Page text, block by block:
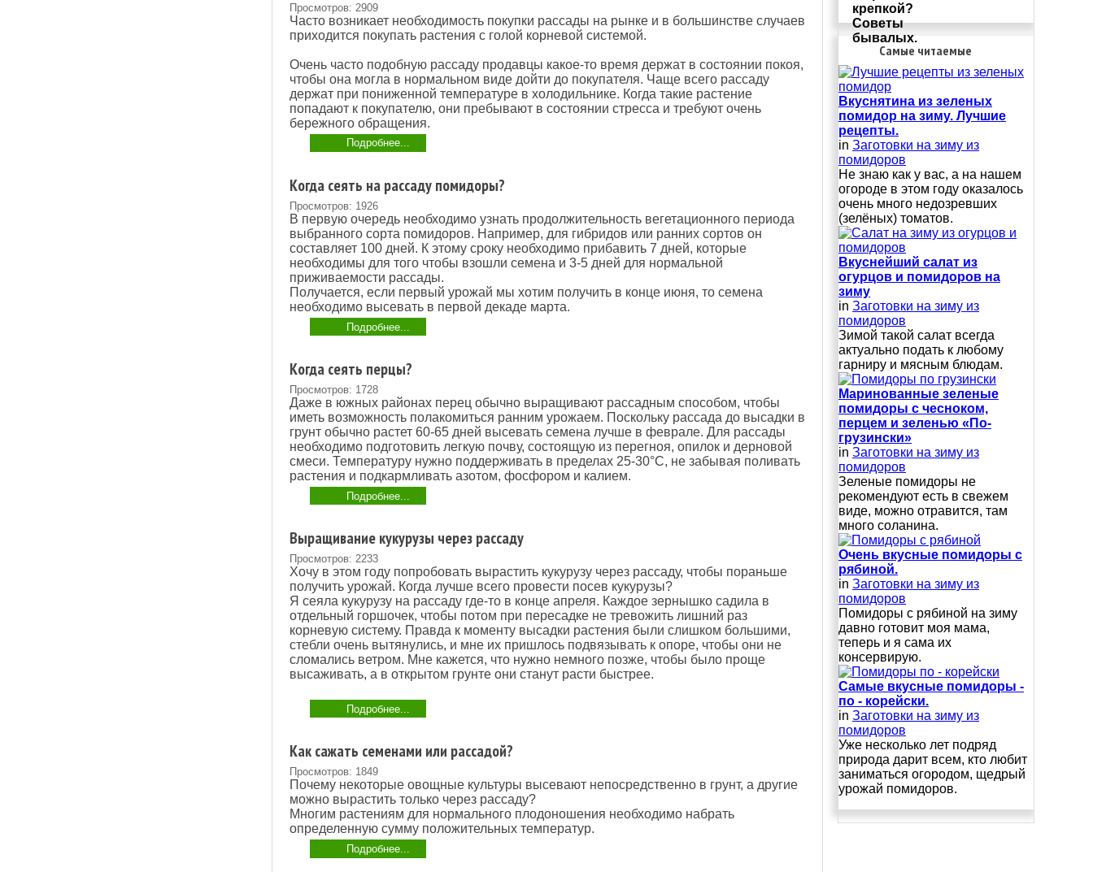
Просмотров: 2909
Часто возникает необходимость покупки рассады на рынке и в большинстве случаев
приходится покупать растения с голой корневой системой.
Очень часто подобную рассаду продавцы какое-то время держат в состоянии покоя,
чтобы она могла в нормальном виде дойти до покупателя. Чаще всего рассаду
держат при пониженной температуре в холодильнике. Когда такие растение
попадают к покупателю, они пребывают в состоянии стресса и требуют очень
бережного обращения.
Подробнее...
Когда сеять на рассаду помидоры?
Просмотров: 1926
В первую очередь необходимо узнать продолжительность вегетационного периода
выбранного сорта помидоров. Например, для гибридов или ранних сортов он
составляет 100 дней. К этому сроку необходимо прибавить 7 дней, которые
необходимы для того чтобы взошли семена и 3-5 дней для нормальной
приживаемости рассады.
Получается, если первый урожай мы хотим получить в конце июня, то семена
необходимо высевать в первой декаде марта.
Подробнее...
Когда сеять перцы?
Просмотров: 1728
Даже в южных районах перец обычно выращивают рассадным способом, чтобы
иметь возможность полакомиться ранним урожаем. Поскольку рассада до высадки в
грунт обычно растет 60-65 дней высевать семена лучше в феврале. Для рассады
необходимо подготовить легкую почву, состоящую из перегноя, опилок и дерновой
смеси. Температуру нужно поддерживать в пределах 25-30°С, не забывая поливать
растения и подкармливать азотом, фосфором и калием.
Подробнее...
Выращивание кукурузы через рассаду
Просмотров: 2233
Хочу в этом году попробовать вырастить кукурузу через рассаду, чтобы пораньше
получить урожай. Когда лучше всего провести посев кукурузы?
Я сеяла кукурузу на рассаду где-то в конце апреля. Каждое зернышко садила в
отдельный горшочек, чтобы потом при пересадке не тревожить лишний раз
корневую систему. Правда к моменту высадки растения были слишком большими,
стебли очень вытянулись, и мне их пришлось подвязывать к опоре, чтобы они не
сломались ветром. Мне кажется, что нужно немного позже, чтобы было проще
высаживать, а в открытом грунте они станут расти быстрее.
Подробнее...
Как сажать семенами или рассадой?
Просмотров: 1849
Почему некоторые овощные культуры высевают непосредственно в грунт, а другие
можно вырастить только через рассаду?
Многим растениям для нормального плодоношения необходимо набрать
определенную сумму положительных температур.
Подробнее...
Самые читаемые
Вкуснятина из зеленых
помидор на зиму. Лучшие
рецепты.
in Заготовки на зиму из
помидоров
Не знаю как у вас, а на нашем
огороде в этом году оказалось
очень много недозревших
(зелёных) томатов.
Вкуснейший салат из
огурцов и помидоров на
зиму
in Заготовки на зиму из
помидоров
Зимой такой салат всегда
актуально подать к любому
гарниру и мясным блюдам.
Маринованные зеленые
помидоры с чесноком,
перцем и зеленью «По-
грузински»
in Заготовки на зиму из
помидоров
Зеленые помидоры не
рекомендуют есть в свежем
виде, можно отравится, там
много соланина.
Очень вкусные помидоры с
рябиной.
in Заготовки на зиму из
помидоров
Помидоры с рябиной на зиму
давно готовит моя мама,
теперь и я сама их
консервирую.
Самые вкусные помидоры -
по - корейски.
in Заготовки на зиму из
помидоров
Уже несколько лет подряд
природа дарит всем, кто любит
заниматься огородом, щедрый
урожай помидоров.